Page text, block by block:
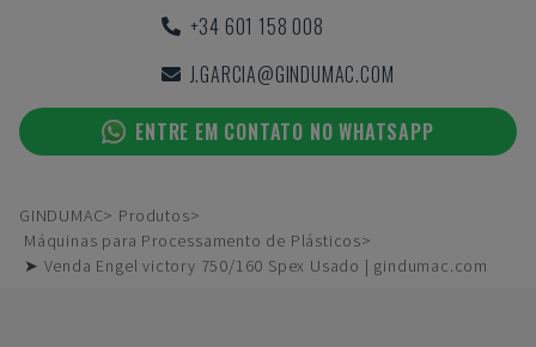
+34 601 158 008
J.GARCIA@GINDUMAC.COM
ENTRE EM CONTATO NO WHATSAPP
GINDUMAC
Produtos
Máquinas para Processamento de Plásticos
➤ Venda Engel victory 750/160 Spex Usado | gindumac.com